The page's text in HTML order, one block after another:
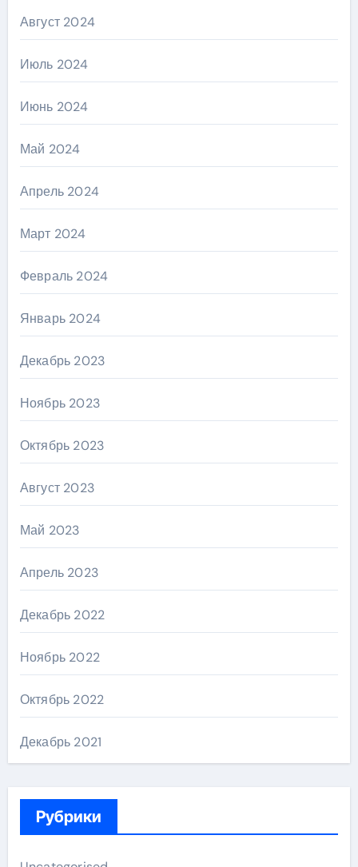
Август 2024
Июль 2024
Июнь 2024
Май 2024
Апрель 2024
Март 2024
Февраль 2024
Январь 2024
Декабрь 2023
Ноябрь 2023
Октябрь 2023
Август 2023
Май 2023
Апрель 2023
Декабрь 2022
Ноябрь 2022
Октябрь 2022
Декабрь 2021
Рубрики